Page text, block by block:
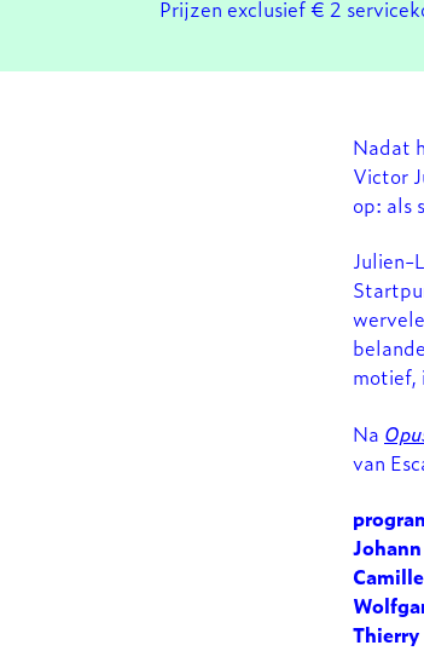
Prijzen exclusief € 2
Nadat
Victor
op: als
Julien-
motief,
Na
van
Thierry